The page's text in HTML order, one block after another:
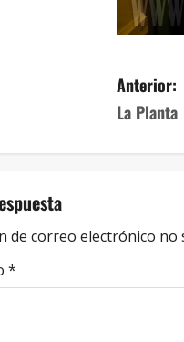
Anterior:
La Planta
de correo electrónico no
*